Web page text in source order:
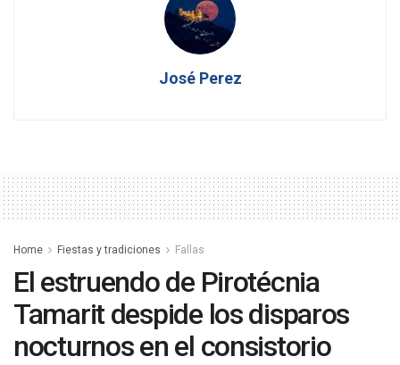
José Perez
Home Fiestas y tradiciones Fallas
El estruendo de Pirotécnia
Tamarit despide los disparos
nocturnos en el consistorio